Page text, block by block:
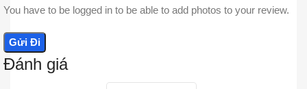
Đánh giá
You have to be logged in to be able to add photos to your review.